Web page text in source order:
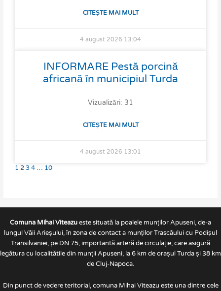
CITEȘTE MAI MULT
4 august 2026 13:04
INFORMARE Pestă porcină
africană în municipiul Turda
Vizualizări: 31
CITEȘTE MAI MULT
4 august 2026 13:01
1 2 3 4 … 10
Comuna Mihai Viteazueste situată la poalele munților Apuseni, de-a
lungul Văii Arieșului, în zona de contact a munților Trascăului cu Podișul
Transilvaniei, pe DN 75, importantă arteră de circulație, care asigură
legătura cu localitătile din munții Apuseni, la 6 km de orașul Turda și 38 km
de Cluj-Napoca.
Din punct de vedere teritorial, comuna Mihai Viteazu este una dintre cele